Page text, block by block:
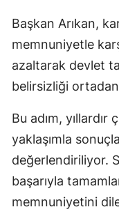
Başkan Arıkan,
memnuniyetle
azaltarak devlet
belirsizliği
Bu adım,
yaklaşımla
değerlendiriliyor.
başarıyla
memnuniyetini